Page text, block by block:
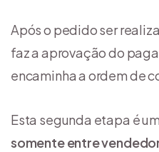
Após o pedido ser
faz a aprovação do
encaminha a ordem de
Esta segunda etapa é um
somente entre